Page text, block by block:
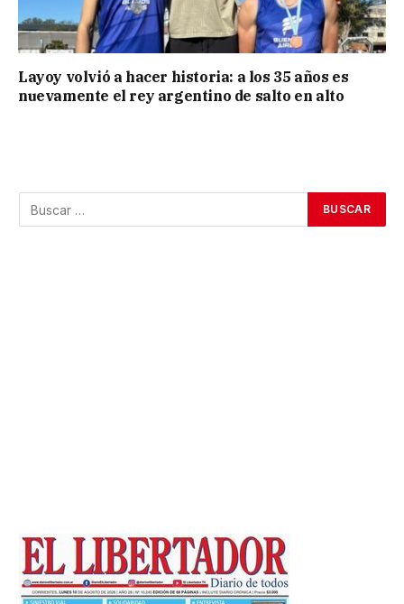
Layoy volvió a hacer historia: a los 35 años es
nuevamente el rey argentino de salto en alto